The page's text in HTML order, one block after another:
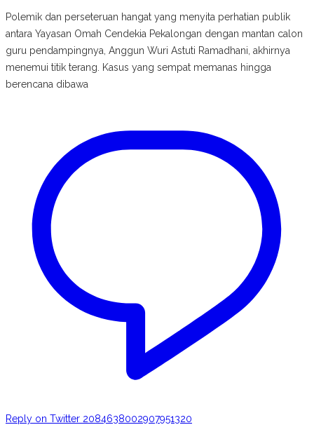
Polemik dan perseteruan hangat yang menyita perhatian publik
antara Yayasan Omah Cendekia Pekalongan dengan mantan calon
guru pendampingnya, Anggun Wuri Astuti Ramadhani, akhirnya
menemui titik terang. Kasus yang sempat memanas hingga
berencana dibawa
Reply on Twitter 2084638002907951320